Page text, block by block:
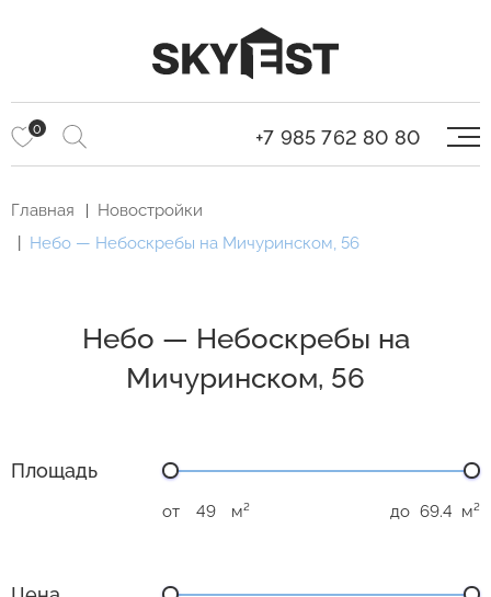
0 +7 985 762 80 80
Главная
Новостройки
Небо — Небоскребы на Мичуринском, 56
Небо — Небоскребы на
Мичуринском, 56
Площадь
от м² до м²